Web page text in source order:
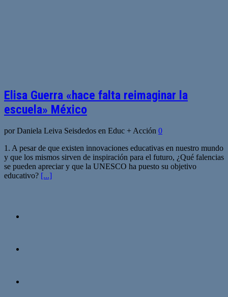
Elisa Guerra «hace falta reimaginar la
escuela» México
por Daniela Leiva Seisdedos en Educ + Acción 0
1. A pesar de que existen innovaciones educativas en nuestro mundo
y que los mismos sirven de inspiración para el futuro, ¿Qué falencias
se pueden apreciar y que la UNESCO ha puesto su objetivo
educativo? [...]